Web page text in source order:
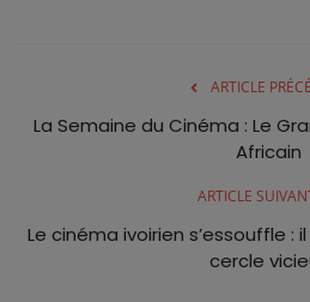
ARTICLE
La Semaine du Cinéma : Le
Africain
ARTICLE
Le cinéma ivoirien s’essouffle :
cercle